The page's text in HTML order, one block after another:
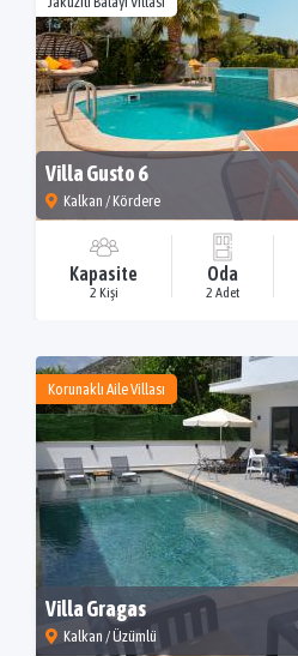
Villa Gusto 6
Kalkan / Kördere
Kapasite
2 Kişi
Oda
2 Adet
Korunaklı Aile Villası
Villa Gragas
Kalkan / Üzümlü